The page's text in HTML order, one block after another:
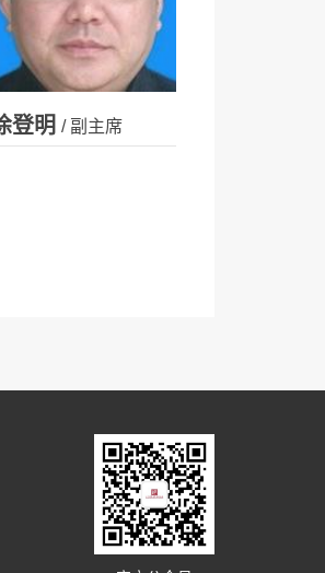
登明 / 副主席